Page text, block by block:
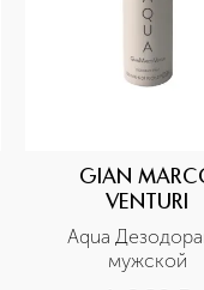
GIAN
VENTURI
Aqua
мужской